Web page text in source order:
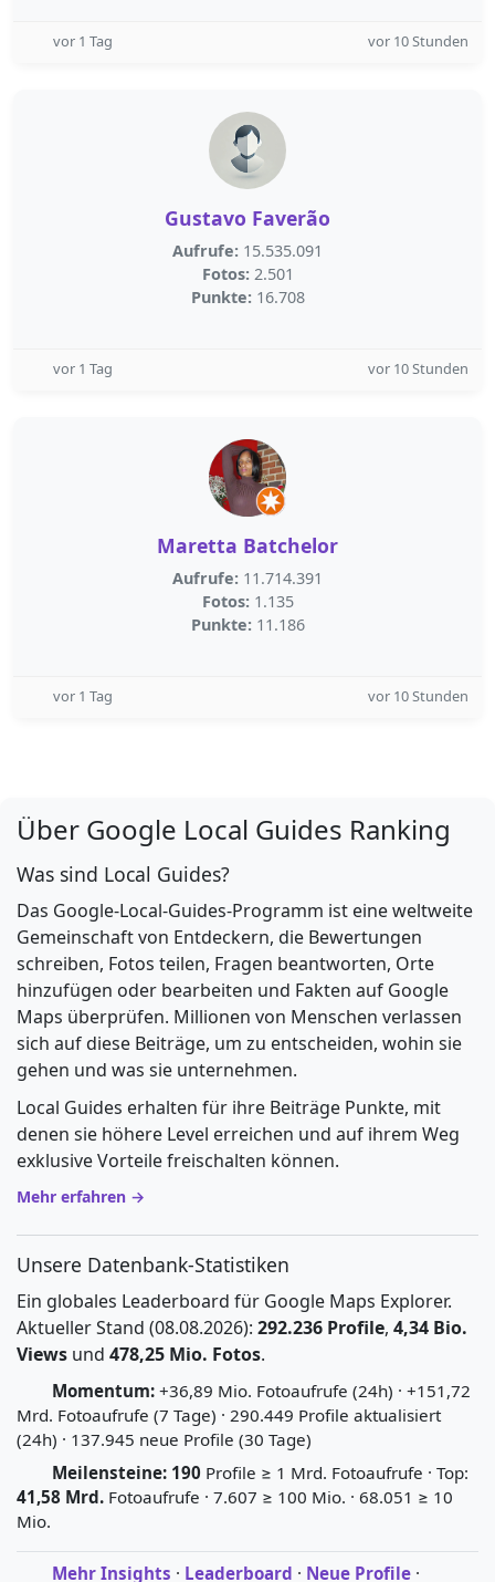
vor 1 Tag vor 10 Stunden
Gustavo Faverão
Aufrufe: 15.535.091
Fotos: 2.501
Punkte: 16.708
vor 1 Tag vor 10 Stunden
Maretta Batchelor
Aufrufe: 11.714.391
Fotos: 1.135
Punkte: 11.186
vor 1 Tag vor 10 Stunden
Über Google Local Guides Ranking
Was sind Local Guides?
Das Google-Local-Guides-Programm ist eine weltweite
Gemeinschaft von Entdeckern, die Bewertungen
schreiben, Fotos teilen, Fragen beantworten, Orte
hinzufügen oder bearbeiten und Fakten auf Google
Maps überprüfen. Millionen von Menschen verlassen
sich auf diese Beiträge, um zu entscheiden, wohin sie
gehen und was sie unternehmen.
Local Guides erhalten für ihre Beiträge Punkte, mit
denen sie höhere Level erreichen und auf ihrem Weg
exklusive Vorteile freischalten können.
Mehr erfahren →
Unsere Datenbank-Statistiken
Ein globales Leaderboard für Google Maps Explorer.
Aktueller Stand (08.08.2026): 292.236 Profile, 4,34 Bio.
Views und 478,25 Mio. Fotos.
Momentum: +36,89 Mio. Fotoaufrufe (24h) · +151,72
Mrd. Fotoaufrufe (7 Tage) · 290.449 Profile aktualisiert
(24h) · 137.945 neue Profile (30 Tage)
Meilensteine: 190 Profile ≥ 1 Mrd. Fotoaufrufe · Top:
41,58 Mrd. Fotoaufrufe · 7.607 ≥ 100 Mio. · 68.051 ≥ 10
Mio.
Mehr Insights · Leaderboard · Neue Profile ·